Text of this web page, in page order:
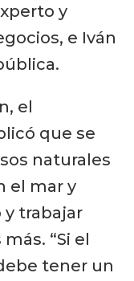
y
e Iván
el
que se
naturales
el mar y
trabajar
“Si el
tener un